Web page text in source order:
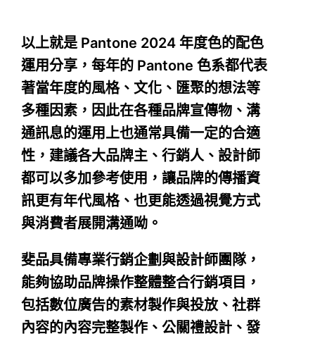
以上就是 Pantone 2024 年度色的配色
運用分享，每年的 Pantone 色系都代表
著當年度的風格、文化、匯聚的想法等
多種因素，因此在各種品牌宣傳物、溝
通訊息的運用上也通常具備一定的合適
性，建議各大品牌主、行銷人、設計師
都可以多加參考使用，讓品牌的傳播資
訊更有年代風格、也更能透過視覺方式
與消費者展開溝通呦。
斐品具備專業行銷企劃與設計師團隊，
能夠協助品牌操作整體整合行銷項目，
包括數位廣告的素材製作與投放、社群
內容的內容完整製作、公關禮設計、發